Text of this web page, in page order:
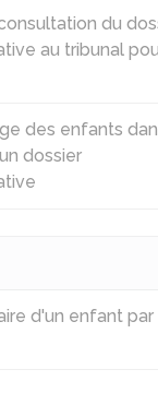
du
au tribunal
des enfants
dossier
d'un enfant par